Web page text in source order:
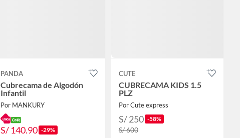
PANDA
Cubrecama de Algodón
Infantil
Por MANKURY
S/ 140.90 -29%
CUTE
CUBRECAMA KIDS 1.5
PLZ
Por Cute express
S/ 250 -58%
S/ 600